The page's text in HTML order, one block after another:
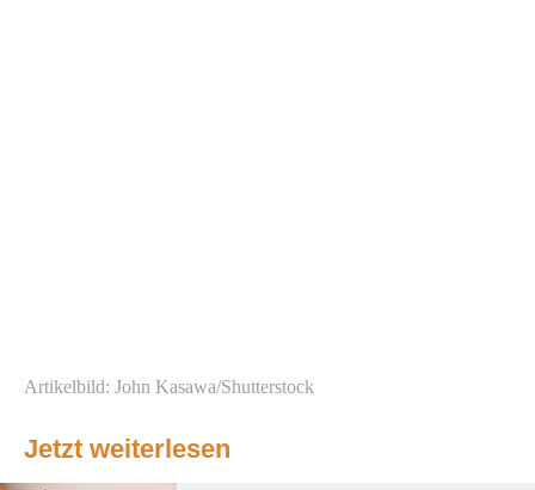
Artikelbild: John Kasawa/Shutterstock
Jetzt weiterlesen